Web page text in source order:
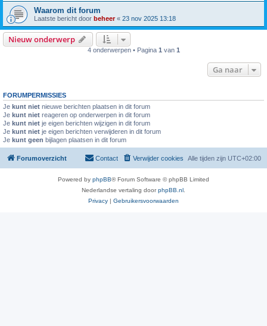
Waarom dit forum
Laatste bericht door beheer« 23 nov 2025 13:18
Nieuw onderwerp
4 onderwerpen • Pagina 1 van 1
Ga naar
FORUMPERMISSIES
Je kunt niet nieuwe berichten plaatsen in dit forum
Je kunt niet reageren op onderwerpen in dit forum
Je kunt niet je eigen berichten wijzigen in dit forum
Je kunt niet je eigen berichten verwijderen in dit forum
Je kunt geen bijlagen plaatsen in dit forum
Forumoverzicht Alle tijden zijn UTC+02:00
Verwijder cookies
Contact
Powered by phpBB® Forum Software © phpBB Limited
Nederlandse vertaling doorphpBB.nl
Privacy | Gebruikersvoorwaarden